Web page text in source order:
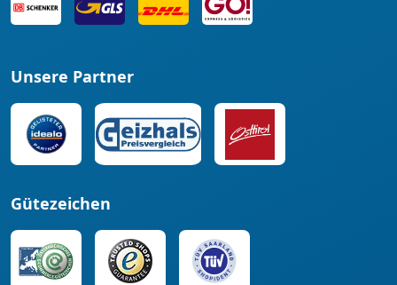
Unsere Partner
Gütezeichen